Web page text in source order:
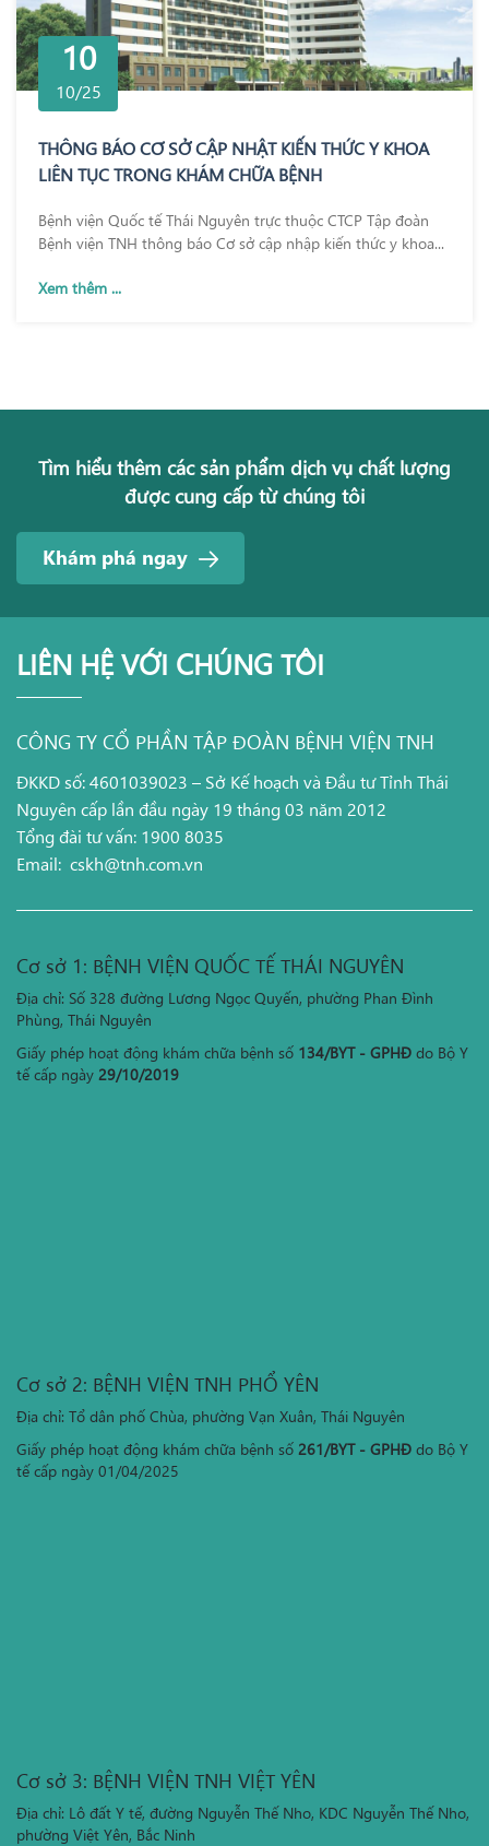
10
10/25
THÔNG BÁO CƠ SỞ CẬP NHẬT KIẾN THỨC Y KHOA
LIÊN TỤC TRONG KHÁM CHỮA BỆNH
Bệnh viện Quốc tế Thái Nguyên trực thuộc CTCP Tập đoàn
Bệnh viện TNH thông báo Cơ sở cập nhập kiến thức y khoa...
Xem thêm ...
Tìm hiểu thêm các sản phẩm dịch vụ chất lượng
được cung cấp từ chúng tôi
Khám phá ngay
LIÊN HỆ VỚI CHÚNG TÔI
CÔNG TY CỔ PHẦN TẬP ĐOÀN BỆNH VIỆN TNH
ĐKKD số: 4601039023 – Sở Kế hoạch và Đầu tư Tỉnh Thái
Nguyên cấp lần đầu ngày 19 tháng 03 năm 2012
Tổng đài tư vấn: 1900 8035
Email: cskh@tnh.com.vn
Cơ sở 1: BỆNH VIỆN QUỐC TẾ THÁI NGUYÊN
Địa chỉ: Số 328 đường Lương Ngọc Quyến, phường Phan Đình
Phùng, Thái Nguyên
Giấy phép hoạt động khám chữa bệnh số 134/BYT - GPHĐ do Bộ Y
tế cấp ngày 29/10/2019
Cơ sở 2: BỆNH VIỆN TNH PHỔ YÊN
Địa chỉ: Tổ dân phố Chùa, phường Vạn Xuân, Thái Nguyên
Giấy phép hoạt động khám chữa bệnh số 261/BYT - GPHĐ do Bộ Y
tế cấp ngày 01/04/2025
Cơ sở 3: BỆNH VIỆN TNH VIỆT YÊN
Địa chỉ: Lô đất Y tế, đường Nguyễn Thế Nho, KDC Nguyễn Thế Nho,
phường Việt Yên, Bắc Ninh